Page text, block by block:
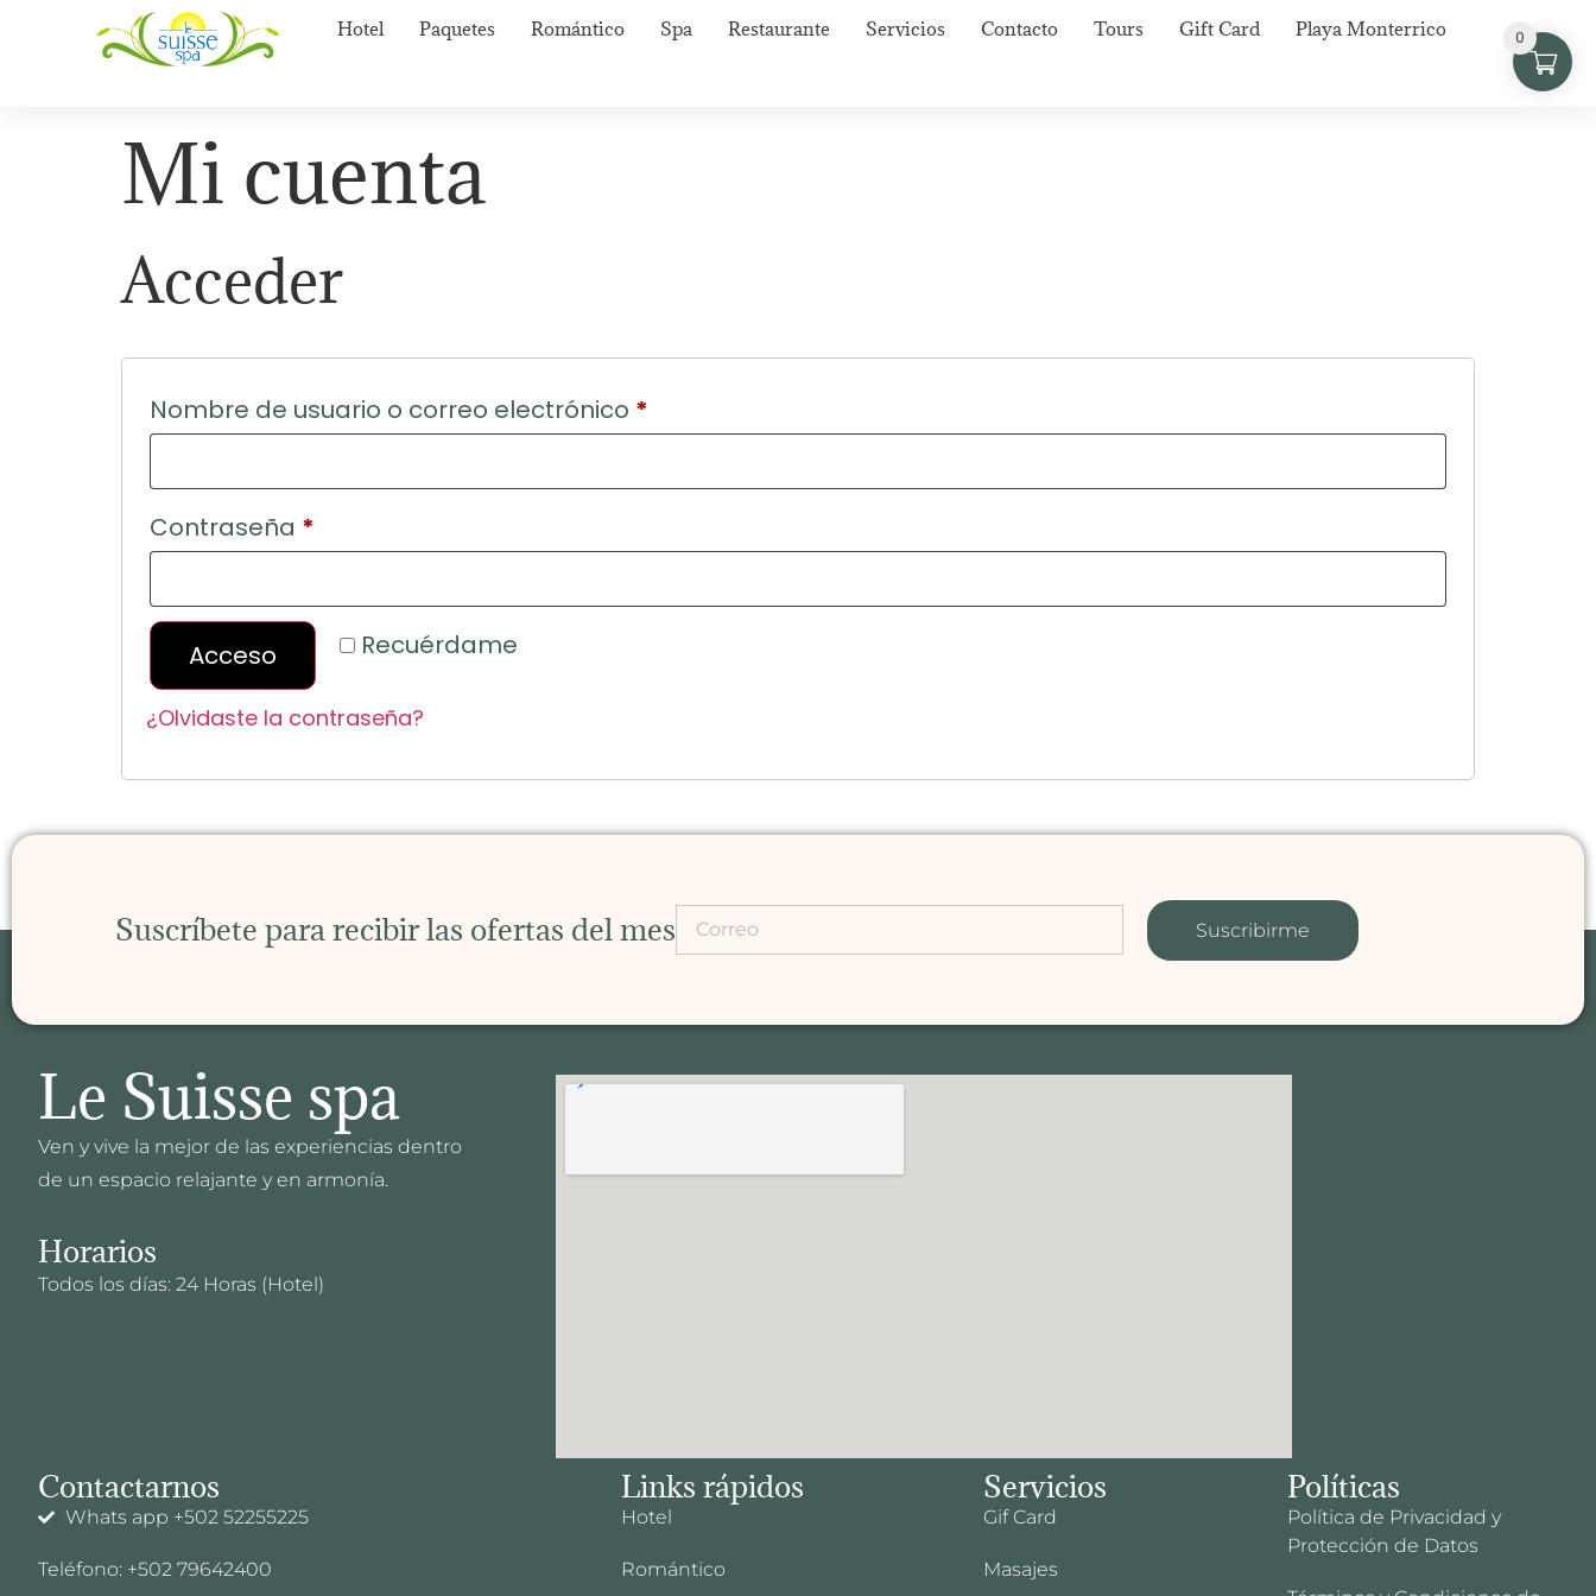
Hotel Paquetes Romántico Spa Restaurante Servicios Contacto Tours Gift Card Playa Monterrico
Mi cuenta
Acceder
Nombre de usuario o correo electrónico *
Contraseña *
Recuérdame
Acceso
¿Olvidaste la contraseña?
Suscríbete para recibir las ofertas del mes Suscribirme
Le Suisse spa
Ven y vive la mejor de las experiencias dentro
de un espacio relajante y en armonía.
Horarios
Todos los días: 24 Horas (Hotel)
Contactarnos
Whats app +502 52255225
Teléfono: +502 79642400
Links rápidos
Hotel
Romántico
Servicios
Gif Card
Masajes
Políticas
Política de Privacidad y
Protección de Datos
0